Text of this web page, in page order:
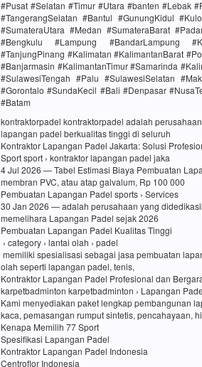
#Pusat #Selatan #Timur #Utara #banten #Lebak
#TangerangSelatan #Bantul #GunungKidul
#SumateraUtara #Medan #SumateraBarat
#Bengkulu #Lampung #BandarLampung
#TanjungPinang #Kalimatan #KalimantanBarat
#Banjarmasin #KalimantanTimur #Samarinda
#SulawesiTengah #Palu #SulawesiSelatan
#Gorontalo #SundaKecil #Bali #Denpasar
#Batam
kontraktorpadel kontraktorpadel adalah
lapangan padel berkualitas tinggi di seluruh
Kontraktor Lapangan Padel Jakarta: Solusi
Sport sport › kontraktor lapangan padel jaka
4 Jul 2026 — Tabel Estimasi Biaya Pembuatan
membran PVC, atau atap galvalum, Rp 100 000
Pembuatan Lapangan Padel sports › Services
30 Jan 2026 — adalah perusahaan yang
memelihara Lapangan Padel sejak 2026
Pembuatan Lapangan Padel Kualitas Tinggi
› category › lantai olah › padel
memiliki spesialisasi sebagai jasa pembuatan
olah seperti lapangan padel, tenis,
Kontraktor Lapangan Padel Profesional dan
karpetbadminton karpetbadminton › Lapangan
Kami menyediakan paket lengkap pembangunan
kaca, pemasangan rumput sintetis, pencahayaan,
Kenapa Memilih 77 Sport
Spesifikasi Lapangan Padel
Kontraktor Lapangan Padel Indonesia
Centroflor Indonesia